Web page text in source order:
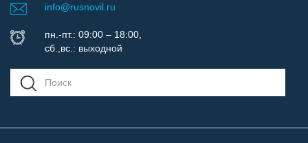
info@rusnovil.ru
пн.-пт.: 09:00 – 18:00,
сб.,вс.: выходной